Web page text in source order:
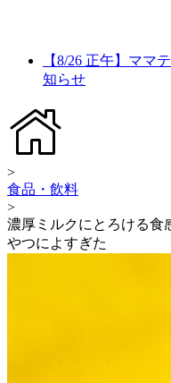
【8/26 正午】ママ
知らせ
>
食品・飲料
>
濃厚ミルクにとろける食
やつによすぎた